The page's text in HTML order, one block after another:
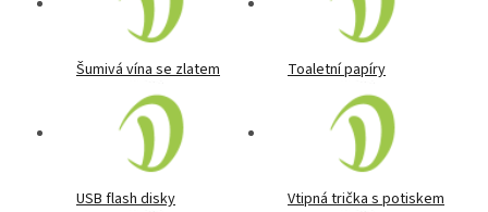
Šumivá vína se zlatem Toaletní papíry
USB flash disky Vtipná trička s potiskem